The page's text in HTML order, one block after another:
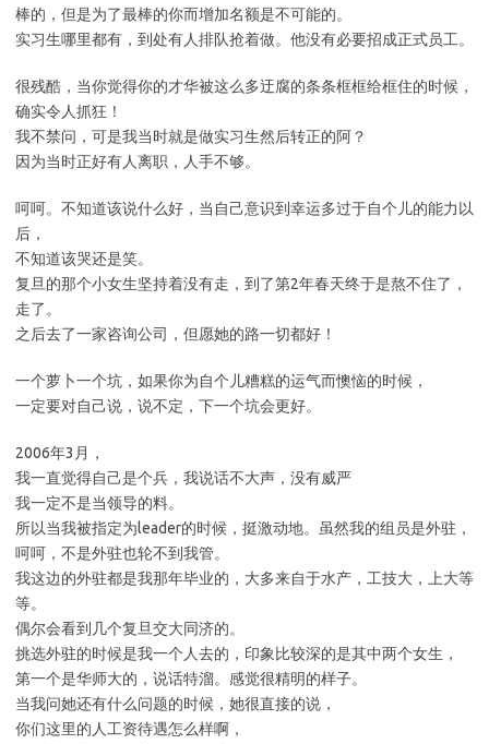
棒的，但是为了最棒的你而增加名额是不可能的。
实习生哪里都有，到处有人排队抢着做。他没有必要招成正式员工。
很残酷，当你觉得你的才华被这么多迂腐的条条框框给框住的时候，
确实令人抓狂！
我不禁问，可是我当时就是做实习生然后转正的阿？
因为当时正好有人离职，人手不够。
呵呵。不知道该说什么好，当自己意识到幸运多过于自个儿的能力以
后，
不知道该哭还是笑。
复旦的那个小女生坚持着没有走，到了第2年春天终于是熬不住了，
走了。
之后去了一家咨询公司，但愿她的路一切都好！
一个萝卜一个坑，如果你为自个儿糟糕的运气而懊恼的时候，
一定要对自己说，说不定，下一个坑会更好。
2006年3月，
我一直觉得自己是个兵，我说话不大声，没有威严
我一定不是当领导的料。
所以当我被指定为leader的时候，挺激动地。虽然我的组员是外驻，
呵呵，不是外驻也轮不到我管。
我这边的外驻都是我那年毕业的，大多来自于水产，工技大，上大等
等。
偶尔会看到几个复旦交大同济的。
挑选外驻的时候是我一个人去的，印象比较深的是其中两个女生，
第一个是华师大的，说话特溜。感觉很精明的样子。
当我问她还有什么问题的时候，她很直接的说，
你们这里的人工资待遇怎么样啊，